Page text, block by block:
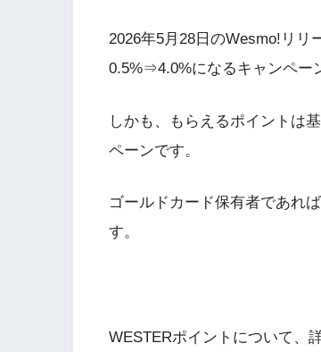
2026年5月28日のWesmo!リリ
0.5%⇒4.0%になるキャンペー
しかも、もらえるポイントは
ペーンです。
ゴールドカード保有者であれ
す。
WESTERポイントについて、